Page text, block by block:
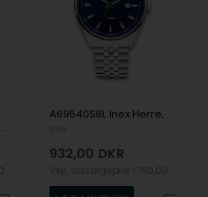
A69541D4I, Inex Herre, 40mm Quartz Herre m/lænke
A69540S8I, Inex Herre, 40mm Quartz Herre m/lænke
932,00 DKR